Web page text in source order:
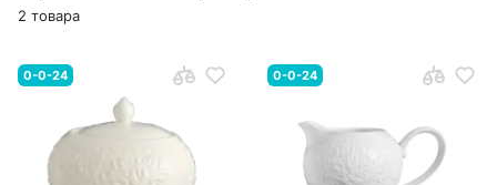
2 товара
0-0-24 0-0-24